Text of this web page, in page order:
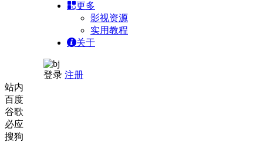
更多
影视资源
实用教程
关于
登录 注册
站内
百度
谷歌
必应
搜狗